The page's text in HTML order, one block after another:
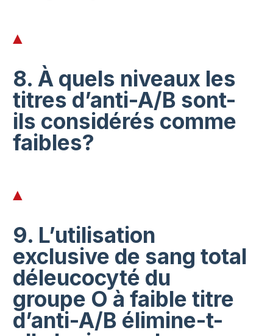
8. À quels niveaux les
titres d’anti-A/B sont-
ils considérés comme
faibles?
9. L’utilisation
exclusive de sang total
déleucocyté du
groupe O à faible titre
d’anti-A/B élimine-t-